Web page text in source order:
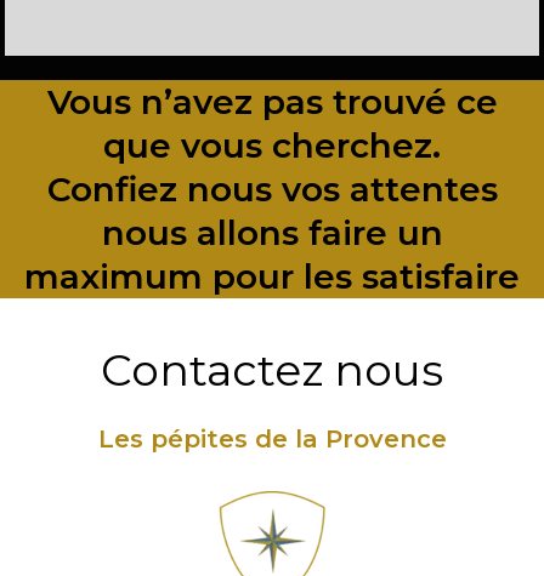
Vous n’avez pas trouvé ce
que vous cherchez.
Confiez nous vos attentes
nous allons faire un
maximum pour les satisfaire
Contactez nous
Les pépites de la Provence